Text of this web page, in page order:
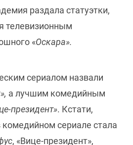
раздала статуэтки,
телевизионным
«Оскара».
сериалом назвали
а лучшим комедийным
президент». Кстати,
сериале стала
, «Вице-президент»,